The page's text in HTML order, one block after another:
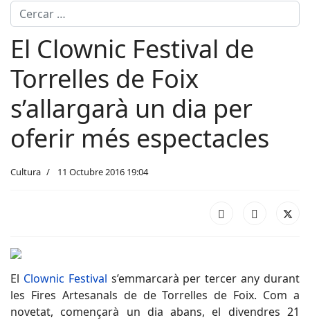
El Clownic Festival de
Torrelles de Foix
s’allargarà un dia per
oferir més espectacles
Cultura 11 Octubre 2016 19:04
El Clownic Festival s’emmarcarà per tercer any durant
les Fires Artesanals de de Torrelles de Foix. Com a
novetat, començarà un dia abans, el divendres 21